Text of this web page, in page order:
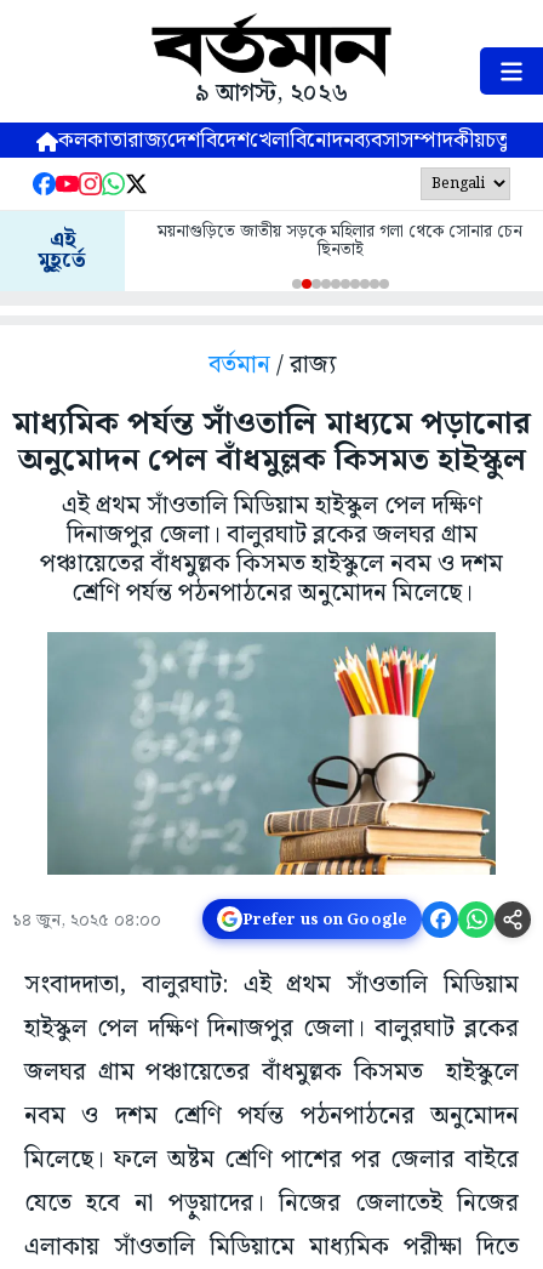
৯ আগস্ট, ২০২৬
কলকাতারাজ্যদেশবিদেশখেলাবিনোদনব্যবসাসম্পাদকীয়
এই
মুহূর্তে
ময়নাগুড়িতে জাতীয় সড়কে মহিলার গলা থেকে সোনার চেন
ছিনতাই
বর্তমান/ রাজ্য
মাধ্যমিক পর্যন্ত সাঁওতালি মাধ্যমে পড়ানোর
অনুমোদন পেল বাঁধমুল্লক কিসমত হাইস্কুল
এই প্রথম সাঁওতালি মিডিয়াম হাইস্কুল পেল দক্ষিণ
দিনাজপুর জেলা। বালুরঘাট ব্লকের জলঘর গ্রাম
পঞ্চায়েতের বাঁধমুল্লক কিসমত হাইস্কুলে নবম ও দশম
শ্রেণি পর্যন্ত পঠনপাঠনের অনুমোদন মিলেছে।
১৪ জুন, ২০২৫ ০৪:০০ Prefer us on Google
সংবাদদাতা, বালুরঘাট: এই প্রথম সাঁওতালি মিডিয়াম
হাইস্কুল পেল দক্ষিণ দিনাজপুর জেলা। বালুরঘাট ব্লকের
জলঘর গ্রাম পঞ্চায়েতের বাঁধমুল্লক কিসমত হাইস্কুলে
নবম ও দশম শ্রেণি পর্যন্ত পঠনপাঠনের অনুমোদন
মিলেছে। ফলে অষ্টম শ্রেণি পাশের পর জেলার বাইরে
যেতে হবে না পড়ুয়াদের। নিজের জেলাতেই নিজের
এলাকায় সাঁওতালি মিডিয়ামে মাধ্যমিক পরীক্ষা দিতে